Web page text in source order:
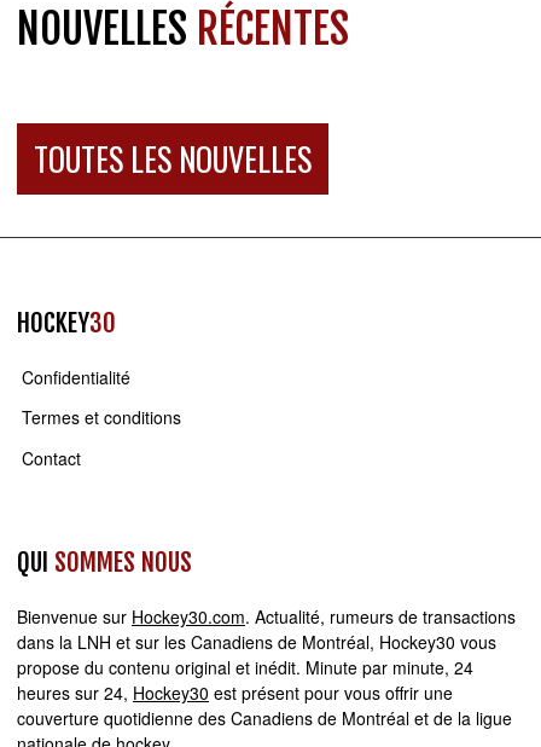
NOUVELLES RÉCENTES
TOUTES LES NOUVELLES
HOCKEY30
Confidentialité
Termes et conditions
Contact
QUI SOMMES NOUS
Bienvenue sur Hockey30.com. Actualité, rumeurs de transactions
dans la LNH et sur les Canadiens de Montréal, Hockey30 vous
propose du contenu original et inédit. Minute par minute, 24
heures sur 24, Hockey30 est présent pour vous offrir une
couverture quotidienne des Canadiens de Montréal et de la ligue